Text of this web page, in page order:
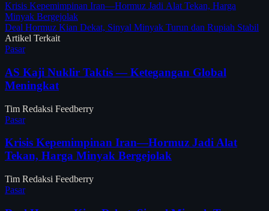
Krisis Kepemimpinan Iran—Hormuz Jadi Alat Tekan, Harga
Minyak Bergejolak
Deal Hormuz Kian Dekat, Sinyal Minyak Turun dan Rupiah Stabil
Artikel Terkait
Pasar
AS Kaji Nuklir Taktis — Ketegangan Global
Meningkat
Tim Redaksi Feedberry
Pasar
Krisis Kepemimpinan Iran—Hormuz Jadi Alat
Tekan, Harga Minyak Bergejolak
Tim Redaksi Feedberry
Pasar